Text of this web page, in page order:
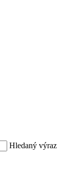
Hledaný výraz